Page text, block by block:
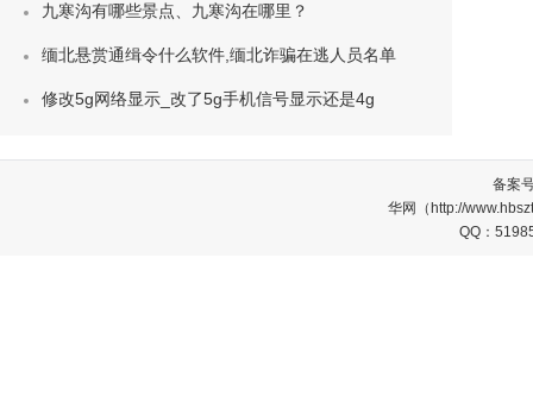
九寒沟有哪些景点、九寒沟在哪里？
缅北悬赏通缉令什么软件,缅北诈骗在逃人员名单
修改5g网络显示_改了5g手机信号显示还是4g
备案
华网（http://
QQ：